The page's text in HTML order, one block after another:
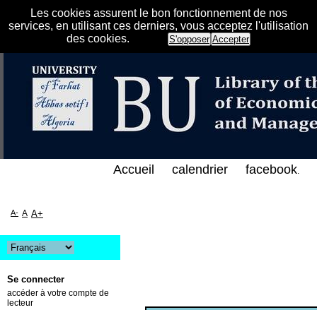
Les cookies assurent le bon fonctionnement de nos
services, en utilisant ces derniers, vous acceptez l'utilisation
des cookies.
S'opposer Accepter
الإلكتروني على الخط المباشر لمكتبة كلية
Accueil calendrier facebook.
A- A A+
Se connecter
accéder à votre compte de
lecteur